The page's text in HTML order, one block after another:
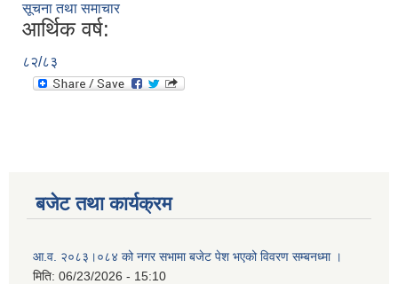
सूचना तथा समाचार
आर्थिक वर्ष:
८२/८३
बजेट तथा कार्यक्रम
आ.व. २०८३।०८४ को नगर सभामा बजेट पेश भएको विवरण सम्बनध्मा ।
मिति: 06/23/2026 - 15:10